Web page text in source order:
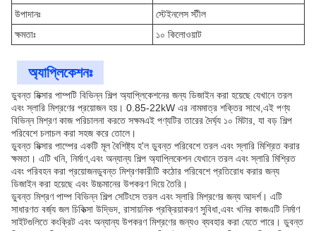
উপাদানঃ
স্টেইনলেস স্টীল
ক্ষমতাঃ
১০ কিলোওয়াট
অ্যাপ্লিকেশনঃ
ডুবন্ত মিক্সার পাম্পটি বিভিন্ন শিল্প অ্যাপ্লিকেশনের জন্য ডিজাইন করা হয়েছে যেখানে তরল
এবং স্লারি মিশ্রণের প্রয়োজন হয়। 0.85-22kW এর নামমাত্র শক্তির সাথে,এই পণ্য
বিভিন্ন মিশ্রণ কাজ পরিচালনা করতে সক্ষমএই পণ্যটির তারের দৈর্ঘ্য ১০ মিটার, যা বড় শিল্প
পরিবেশে চলাচল করা সহজ করে তোলে।
ডুবন্ত মিক্সার পাম্পের একটি মূল বৈশিষ্ট্য হ'ল ডুবন্ত পরিবেশে তরল এবং স্লারি মিশ্রিত করার
ক্ষমতা। এটি খনি, নির্মাণ,এবং অন্যান্য শিল্প অ্যাপ্লিকেশন যেখানে তরল এবং স্লারি মিশ্রিত
এবং পরিবহন করা প্রয়োজনডুবন্ত মিশ্রণকারীটি কঠোর পরিবেশে প্রতিরোধ করার জন্য
ডিজাইন করা হয়েছে এবং উচ্চমানের উপকরণ দিয়ে তৈরি।
ডুবন্ত মিশ্রণ পাম্প বিভিন্ন শিল্প সেটিংসে তরল এবং স্লারি মিশ্রণের জন্য আদর্শ। এটি
সাধারণত বর্জ্য জল চিকিত্সা উদ্ভিদ, রাসায়নিক প্রক্রিয়াকরণ সুবিধা,এবং খনির কাজএটি নির্মাণ
সাইটগুলিতে কংক্রিট এবং অন্যান্য উপকরণ মিশ্রণের জন্যও ব্যবহার করা যেতে পারে। ডুবন্ত